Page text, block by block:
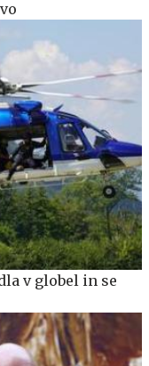
v globel in se